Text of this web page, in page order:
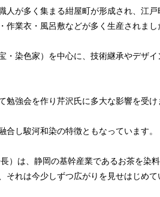
が多く集まる紺屋町が形成され、江
業衣・風呂敷などが多く生産されまし
染色家）を中心に、技術継承やデザイ
強会を作り芹沢氏に多大な影響を受け
し駿河和染の特徴ともなっています。
）は、静岡の基幹産業であるお茶を染
れは今少しずつ広がりを見せはじめて